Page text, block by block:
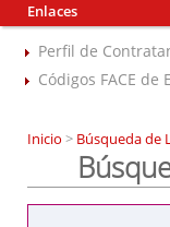
Enlaces
Perfil de
Códigos FACE de
Inicio > Búsqueda de